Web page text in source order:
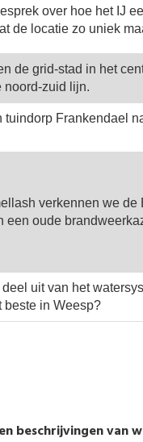
over hoe het IJ
de locatie zo uniek
de grid-stad in het
noord-zuid lijn.
Frankendael
verkennen we de
oude
uit van het
beste in Weesp?
beschrijvingen van